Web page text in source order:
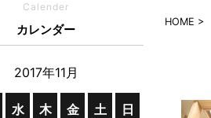
HOME
Calender
カレンダー
2017年11月
水 木 金 土 日